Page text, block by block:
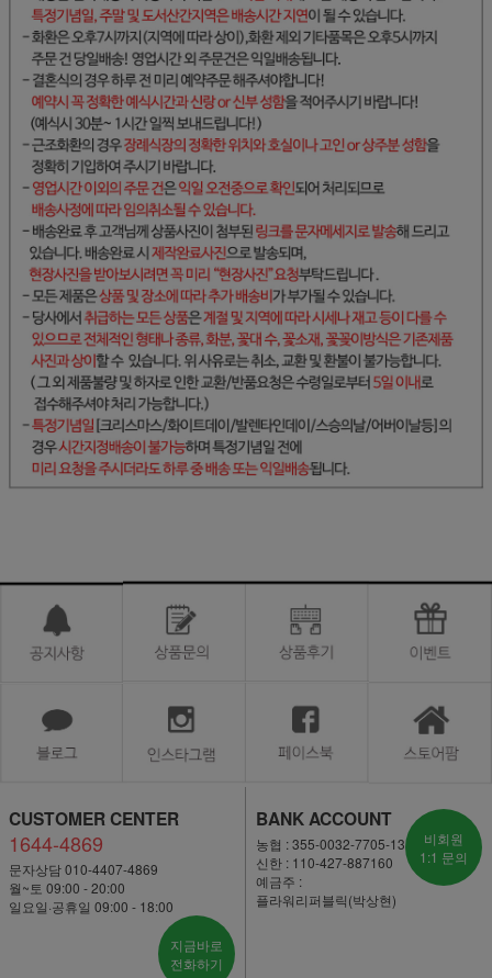
CUSTOMER CENTER
1644-4869
문자상담 010-4407-4869
월~토 09:00 - 20:00
일요일·공휴일 09:00 - 18:00
지금바로
전화하기
BANK ACCOUNT
농협 : 355-0032-7705-13
신한 : 110-427-887160
예금주 :
플라워리퍼블릭(박상현)
비회원
1:1 문의